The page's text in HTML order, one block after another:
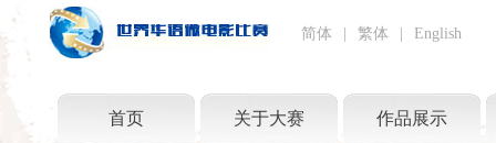
简体 繁体 English
首页 关于大赛 作品展示